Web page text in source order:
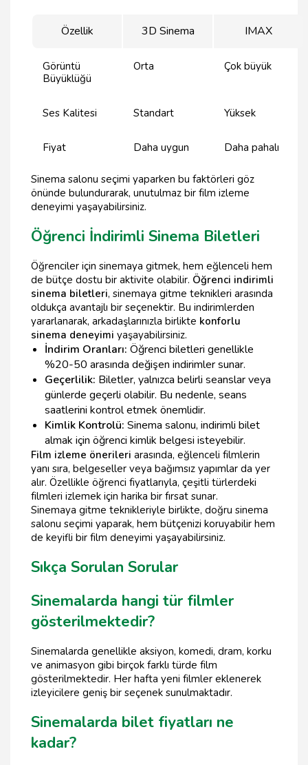
Özellik 3D Sinema IMAX
Görüntü
Büyüklüğü
Orta Çok büyük
Ses Kalitesi Standart Yüksek
Fiyat Daha uygun Daha pahalı
Sinema salonu seçimi yaparken bu faktörleri göz
önünde bulundurarak, unutulmaz bir film izleme
deneyimi yaşayabilirsiniz.
Öğrenci İndirimli Sinema Biletleri
Öğrenciler için sinemaya gitmek, hem eğlenceli hem
de bütçe dostu bir aktivite olabilir. Öğrenci indirimli
sinema biletleri, sinemaya gitme teknikleri arasında
oldukça avantajlı bir seçenektir. Bu indirimlerden
yararlanarak, arkadaşlarınızla birlikte konforlu
sinema deneyimi yaşayabilirsiniz.
İndirim Oranları: Öğrenci biletleri genellikle
%20-50 arasında değişen indirimler sunar.
Geçerlilik: Biletler, yalnızca belirli seanslar veya
günlerde geçerli olabilir. Bu nedenle, seans
saatlerini kontrol etmek önemlidir.
Kimlik Kontrolü: Sinema salonu, indirimli bilet
almak için öğrenci kimlik belgesi isteyebilir.
Film izleme önerileri arasında, eğlenceli filmlerin
yanı sıra, belgeseller veya bağımsız yapımlar da yer
alır. Özellikle öğrenci fiyatlarıyla, çeşitli türlerdeki
filmleri izlemek için harika bir fırsat sunar.
Sinemaya gitme teknikleriyle birlikte, doğru sinema
salonu seçimi yaparak, hem bütçenizi koruyabilir hem
de keyifli bir film deneyimi yaşayabilirsiniz.
Sıkça Sorulan Sorular
Sinemalarda hangi tür filmler
gösterilmektedir?
Sinemalarda genellikle aksiyon, komedi, dram, korku
ve animasyon gibi birçok farklı türde film
gösterilmektedir. Her hafta yeni filmler eklenerek
izleyicilere geniş bir seçenek sunulmaktadır.
Sinemalarda bilet fiyatları ne
kadar?